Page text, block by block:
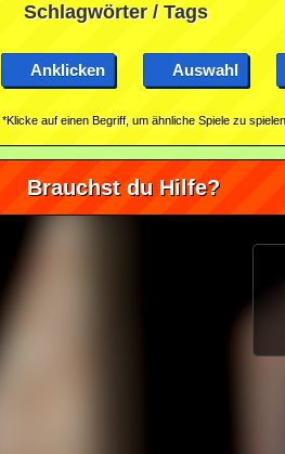
Schlagwörter / Tags
Anklicken Auswahl
*Klicke auf einen Begriff, um ähnliche Spiele zu
Brauchst du Hilfe?